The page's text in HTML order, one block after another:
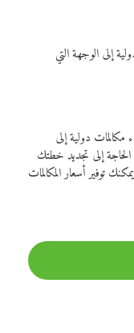
دولية إلى الوجهة التي
مكالمات دولية إلى
إلى تجديد خطتك
توفير أسعار المكالمات